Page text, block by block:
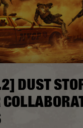
DUST